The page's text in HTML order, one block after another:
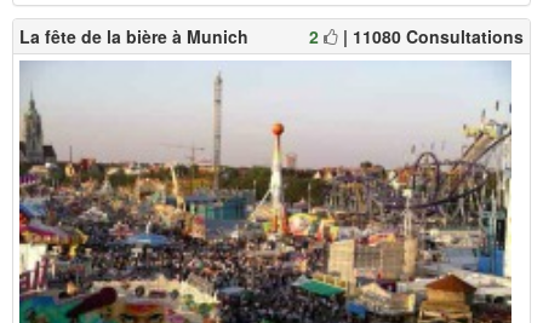
La fête de la bière à Munich 2 | 11080 Consultations